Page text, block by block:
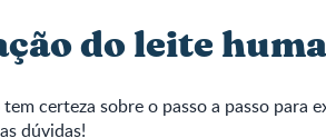
do leite
certeza sobre o passo a passo para
dúvidas!